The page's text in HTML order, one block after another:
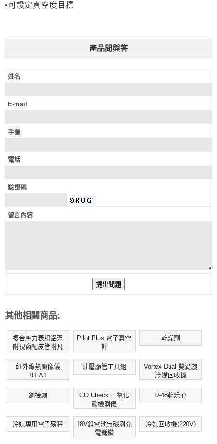
•可設定真空度目標
產品問與答
姓名
E-mail
手機
電話
驗證碼
留言內容
其他相關商品:
複合壓力表組鋁架
附視窗配皮管附凡
Pilot Plus 電子真空
計
乾燥劑
紅外線熱顯像儀
HT-A1
油壓漲管工具組
Vortex Dual 雙渦漩
冷媒回收機
銅接頭
CO Check 一氧化
碳檢測儀
D-48乾燥心
冷媒專用電子磅秤
18V鋰電池無碳刷充
電鎚鑽
冷媒回收機(220V)